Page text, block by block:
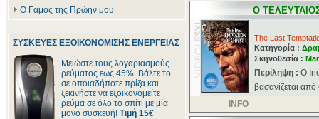
Ο Γάμος της Πρώην μου
ΣΥΣΚΕΥΕΣ ΕΞΟΙΚΟΝΟΜΙΣΗΣ ΕΝΕΡΓΕΙΑΣ
Μειώστε τους λογαριασμούς
ρεύματος εως 45%. Βάλτε το
σε οποιαδήποτε πρίζα και
ξεκινήστε να εξοικονομείτε
ρεύμα σε όλο το σπίτι με μία
μονο συσκευή! Τιμή 15€
Ο
The Last
Κατηγορία :
Σκηνοθεσία :
Περίληψη : Ο
βασανίζεται
INFO